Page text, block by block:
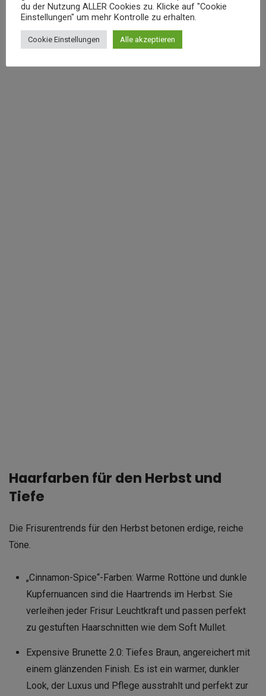
Haarfarben für den Herbst und
Tiefe
Die Frisurentrends für den Herbst betonen erdige, reiche
Töne.
„Cinnamon-Spice“-Farben: Warme Rottöne und dunkle
Kupfernuancen sind die Haartrends im Herbst. Sie
verleihen jeder Frisur Leuchtkraft und passen perfekt
zu gestuften Haarschnitten wie dem Soft Mullet.
Expensive Brunette 2.0: Tiefes Braun, angereichert mit
einem glänzenden Finish. Es ist ein warmer, dunkler
Look, der Luxus und Pflege ausstrahlt und perfekt zur
du der Nutzung ALLER Cookies zu. Klicke auf "Cookie
Einstellungen" um mehr Kontrolle zu erhalten.
Cookie Einstellungen Alle akzeptieren